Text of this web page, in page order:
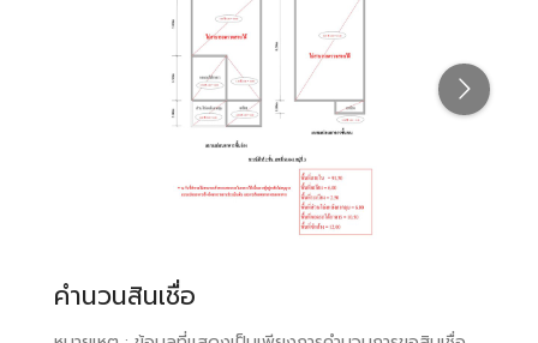
คำนวนสินเชื่อ